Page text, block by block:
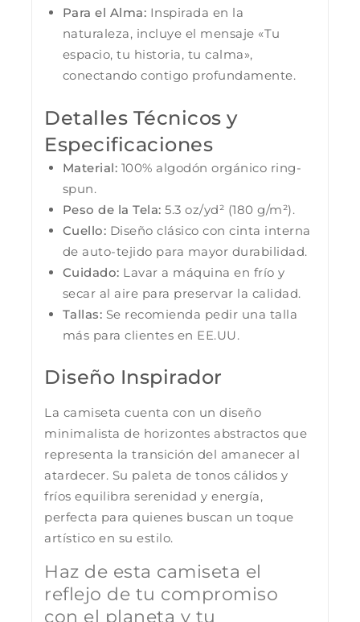
Para el Alma: Inspirada en la
naturaleza, incluye el mensaje «Tu
espacio, tu historia, tu calma»,
conectando contigo profundamente.
Detalles Técnicos y
Especificaciones
Material: 100% algodón orgánico ring-
spun.
Peso de la Tela: 5.3 oz/yd² (180 g/m²).
Cuello: Diseño clásico con cinta interna
de auto-tejido para mayor durabilidad.
Cuidado: Lavar a máquina en frío y
secar al aire para preservar la calidad.
Tallas: Se recomienda pedir una talla
más para clientes en EE.UU.
Diseño Inspirador
La camiseta cuenta con un diseño
minimalista de horizontes abstractos que
representa la transición del amanecer al
atardecer. Su paleta de tonos cálidos y
fríos equilibra serenidad y energía,
perfecta para quienes buscan un toque
artístico en su estilo.
Haz de esta camiseta el
reflejo de tu compromiso
con el planeta y tu